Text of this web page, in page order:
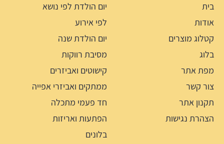
בית
אודות
קטלוג מוצרים
בלוג
מפת אתר
צור קשר
תקנון אתר
הצהרת נגישות
יום הולדת לפי נושא
לפי אירוע
יום הולדת שנה
מסיבת רווקות
קישוטים ואביזרים
ממתקים ואביזרי אפייה
חד פעמי מתכלה
הפתעות ואריזות
בלונים